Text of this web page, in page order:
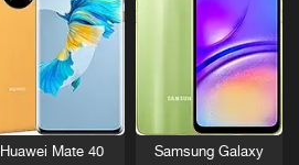
Samsung Galaxy
Huawei Mate 40